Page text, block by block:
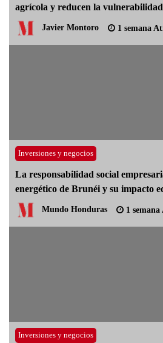
agrícola y reducen la
Javier Montoro 1 semana
Inversiones y negocios
La responsabilidad social
energético de Brunéi y su impacto
Mundo Honduras 1 semana
Inversiones y negocios